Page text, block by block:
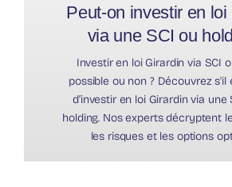
Peut-on investir en loi
via une SCI ou
Investir en loi Girardin via SCI
possible ou non ? Découvrez s'il
d’investir en loi Girardin via une
holding. Nos experts décryptent
les risques et les options